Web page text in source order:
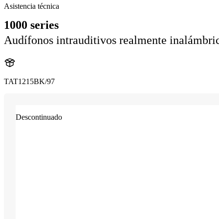
Asistencia técnica
1000 series
Audífonos intrauditivos realmente
TAT1215BK/97
Descontinuado